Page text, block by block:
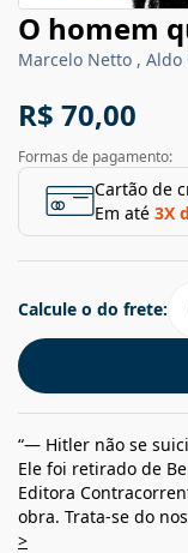
O homem
Marcelo Netto , Aldo
R$ 70,00
Formas de pagamento:
Cartão de
Em até 3X
Calcule o do frete:
“— Hitler não se
Ele foi retirado de
Editora
obra. Trata-se do
>